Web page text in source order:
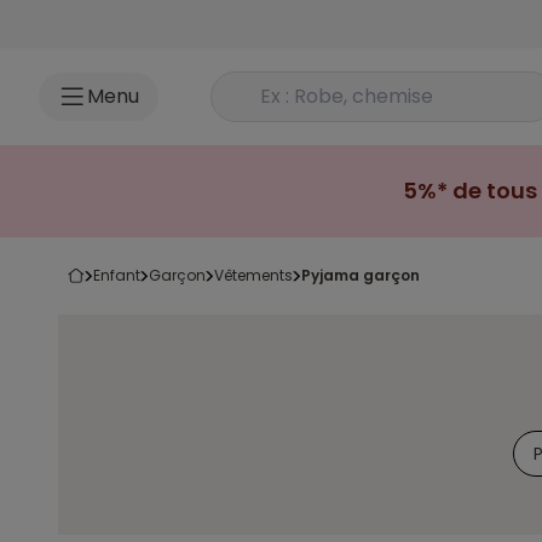
Menu Rechercher un produit
5%* de
enfant garçon vêtements pyjama garçon